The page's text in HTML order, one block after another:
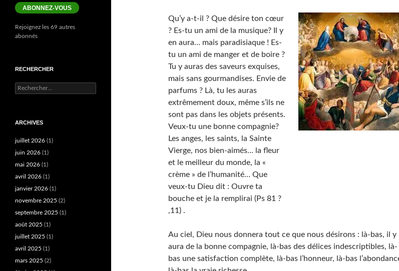
Qu’y a-t-il ? Que désire ton cœur
? Es-tu un ami de la musique? Il y
en aura… mais paradisiaque ! Es-
tu un ami de manger et de boire ?
Tu y auras des saveurs exquises,
mais sans gourmandises. Envie de
parfums ? Là, tu les auras
extrêmement doux, même s’ils ne
sont pas dans les objets présents.
Veux-tu une bonne compagnie?
Les anges, les saints, la Sainte
Vierge, nos bien-aimés… la fleur
et le meilleur du monde, la «
crème » de l’humanité… Que
veux-tu Dieu dit : Ouvre ta
bouche et je la remplirai (Ps 81 ?
,11) .
Au ciel, Dieu nous donnera tout ce que nous désirons : là-bas, il y
aura de la bonne compagnie, là-bas des délices indescriptibles, là-
bas une satisfaction complète, là-bas l’honneur, là-bas
mail
ABONNEZ-VOUS
Rejoignez les 69 autres
abonnés
RECHERCHER
Rechercher :
ARCHIVES
juillet 2026 (1)
juin 2026 (1)
mai 2026 (1)
avril 2026 (1)
janvier 2026 (1)
novembre 2025 (2)
septembre 2025 (1)
août 2025 (1)
juillet 2025 (1)
avril 2025 (1)
mars 2025 (2)